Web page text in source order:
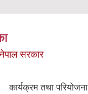
सरकार
कार्यक्रम तथा परियोजना